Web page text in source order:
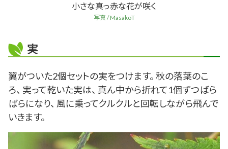
小さな真っ赤な花が咲く
写真 / MasakoT
実
翼がついた2個セットの実をつけます。 秋の落葉のこ
ろ、 実って乾いた実は、 真ん中から折れて1個ずつばら
ばらになり、 風に乗ってクルクルと回転しながら飛んで
いきます。